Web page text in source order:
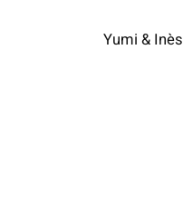
Yumi & Inès